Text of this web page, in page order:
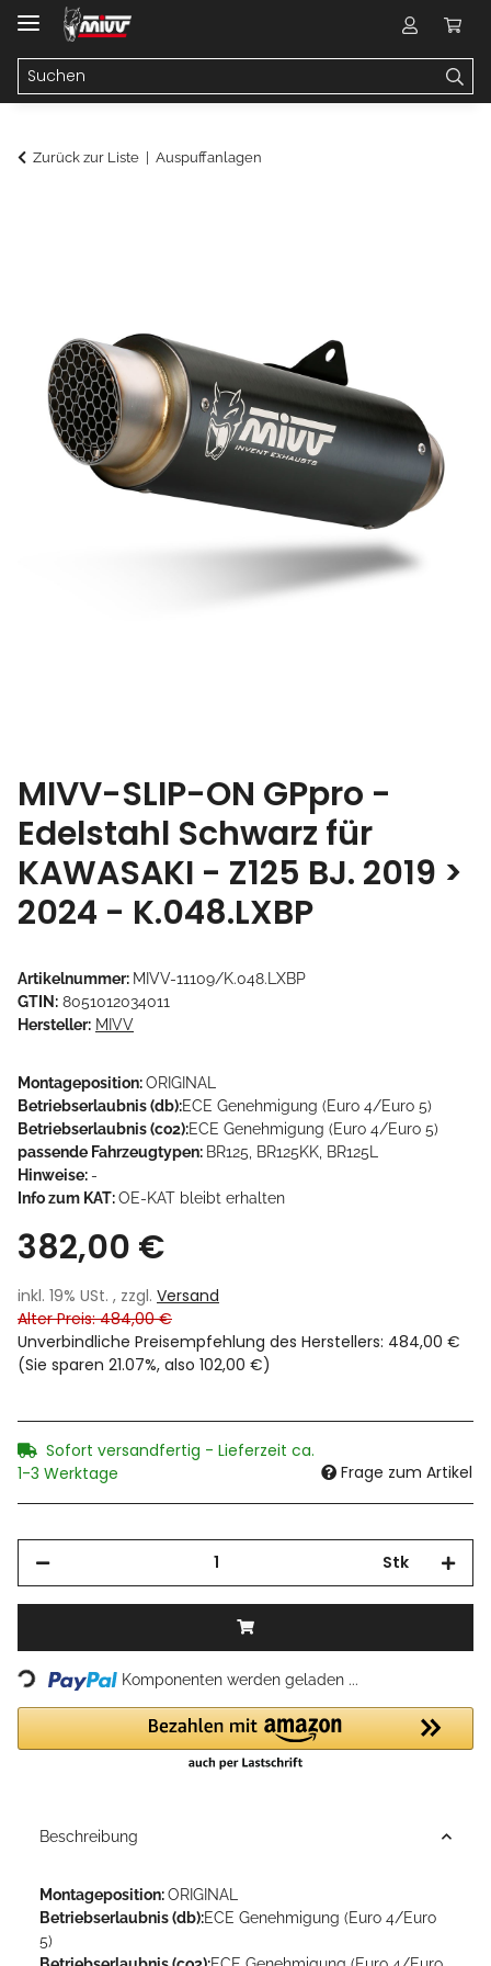
Zurück zur Liste Auspuffanlagen
MIVV-SLIP-ON GPpro -
Edelstahl Schwarz für
KAWASAKI - Z125 BJ. 2019 >
2024 - K.048.LXBP
Artikelnummer: MIVV-11109/K.048.LXBP
GTIN: 8051012034011
Hersteller: MIVV
Montageposition:ORIGINAL
Betriebserlaubnis (db):ECE Genehmigung (Euro 4/Euro 5)
Betriebserlaubnis (co2):ECE Genehmigung (Euro 4/Euro 5)
passende Fahrzeugtypen: BR125, BR125KK, BR125L
Hinweise: -
Info zum KAT:OE-KAT bleibt erhalten
382,00 €
inkl. 19% USt. , zzgl. Versand
Alter Preis: 484,00 €
Unverbindliche Preisempfehlung des Herstellers: 484,00 €
(Sie sparen 21.07%, also 102,00 €)
Sofort versandfertig - Lieferzeit ca.
1-3 Werktage
Frage zum Artikel
Stk
Loading... Komponenten werden geladen ...
Beschreibung
Montageposition:ORIGINAL
Betriebserlaubnis (db):ECE Genehmigung (Euro 4/Euro
5)